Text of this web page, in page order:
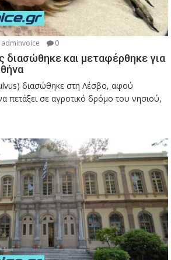
adminvoice 0
διασώθηκε και μεταφέρθηκε για
διασώθηκε στη Λέσβο, αφού
πετάξει σε αγροτικό δρόμο του νησιού,